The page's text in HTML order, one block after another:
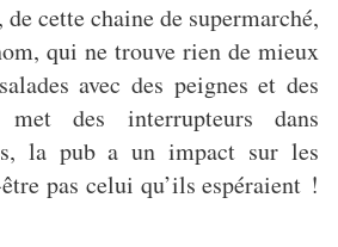
cette chaine de supermarché,
qui ne trouve rien de mieux
avec des peignes et des
des interrupteurs dans
la pub a un impact sur les
pas celui qu’ils espéraient !